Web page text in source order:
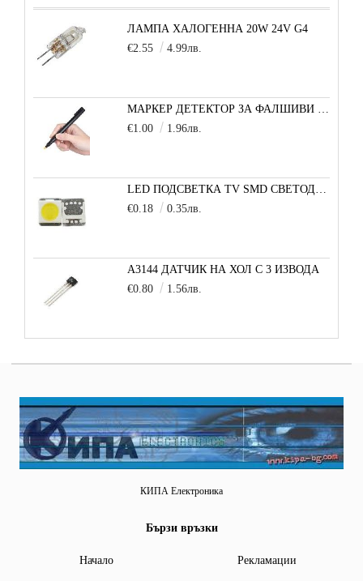
ЛАМПА ХАЛОГЕННА 20W 24V G4
€2.55
4.99лв.
МАРКЕР ДЕТЕКТОР ЗА ФАЛШИВИ БАНКНОТИ
€1.00
1.96лв.
LED ПОДСВЕТКА TV SMD СВЕТОДИОД 2835 2W 3V МАЛКА+
€0.18
0.35лв.
A3144 ДАТЧИК НА ХОЛ С 3 ИЗВОДА
€0.80
1.56лв.
КИПА Електроника
Бързи връзки
Начало Рекламации